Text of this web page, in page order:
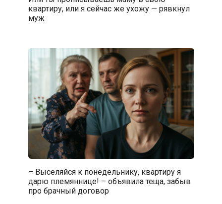
квартиру, или я сейчас же ухожу — рявкнул
муж
– Выселяйся к понедельнику, квартиру я
дарю племяннице! – объявила теща, забыв
про брачный договор